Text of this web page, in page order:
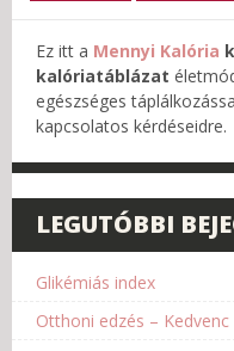
Ez itt a Mennyi Kalória
kalóriatáblázat
egészséges
kapcsolatos kérdéseidre.
LEGUTÓBBI
Glikémiás index
Otthoni edzés –